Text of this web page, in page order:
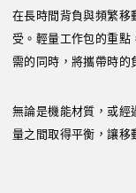
在長時間背負與頻繁移
受。輕量工作包的重點
需的同時，將攜帶時的
無論是機能材質，或經
量之間取得平衡，讓移